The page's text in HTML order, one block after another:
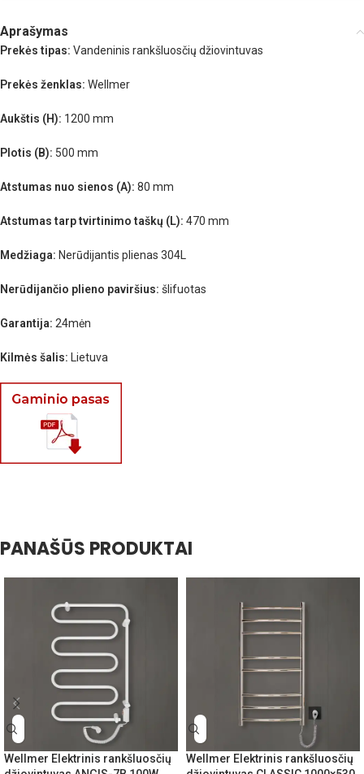
Aprašymas
Prekės tipas: Vandeninis rankšluosčių džiovintuvas
Prekės ženklas: Wellmer
Aukštis (H): 1200 mm
Plotis (B): 500 mm
Atstumas nuo sienos (A): 80 mm
Atstumas tarp tvirtinimo taškų (L): 470 mm
Medžiaga: Nerūdijantis plienas 304L
Nerūdijančio plieno paviršius: šlifuotas
Garantija: 24mėn
Kilmės šalis: Lietuva
PANAŠŪS PRODUKTAI
Wellmer Elektrinis rankšluosčių
Wellmer Elektrinis rankšluosčių